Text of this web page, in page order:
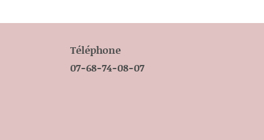
Téléphone
07-68-74-08-07